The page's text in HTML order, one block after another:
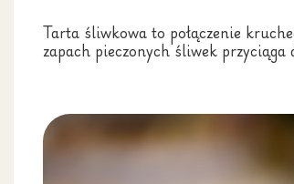
Tarta śliwkowa to połączenie
zapach pieczonych śliwek